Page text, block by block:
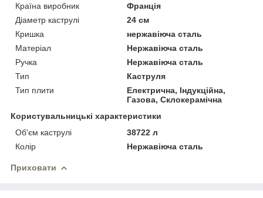
Країна виробник
Франція
Діаметр каструлі
24 см
Кришка
нержавіюча сталь
Матеріал
Нержавіюча сталь
Ручка
Нержавіюча сталь
Тип
Каструля
Тип плити
Електрична, Індукційна,
Газова, Склокерамічна
Користувальницькі характеристики
Об'єм каструлі
38722 л
Колір
Нержавіюча сталь
Приховати